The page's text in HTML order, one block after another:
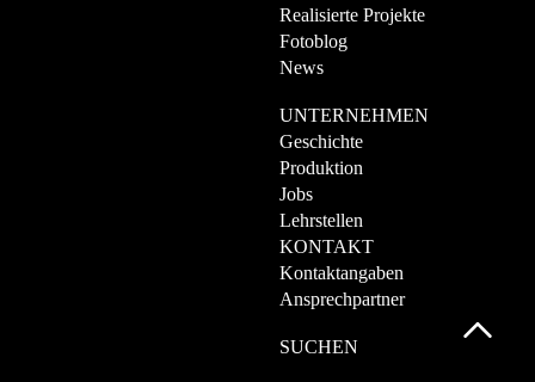
Realisierte Projekte
Fotoblog
News
UNTERNEHMEN
Geschichte
Produktion
Jobs
Lehrstellen
KONTAKT
Kontaktangaben
Ansprechpartner
SUCHEN